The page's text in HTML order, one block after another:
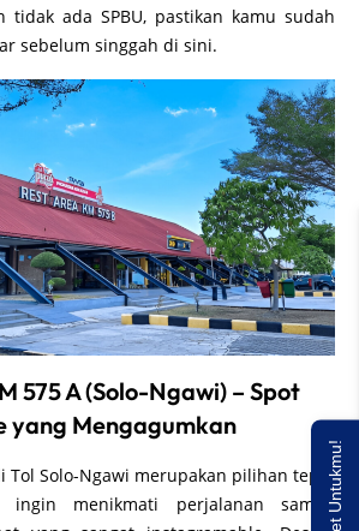
tidak ada SPBU, pastikan kamu sudah
sebelum singgah di sini.
575 A (Solo-Ngawi) – Spot
yang Mengagumkan
Tol Solo-Ngawi merupakan pilihan tepat
menikmati perjalanan sambil